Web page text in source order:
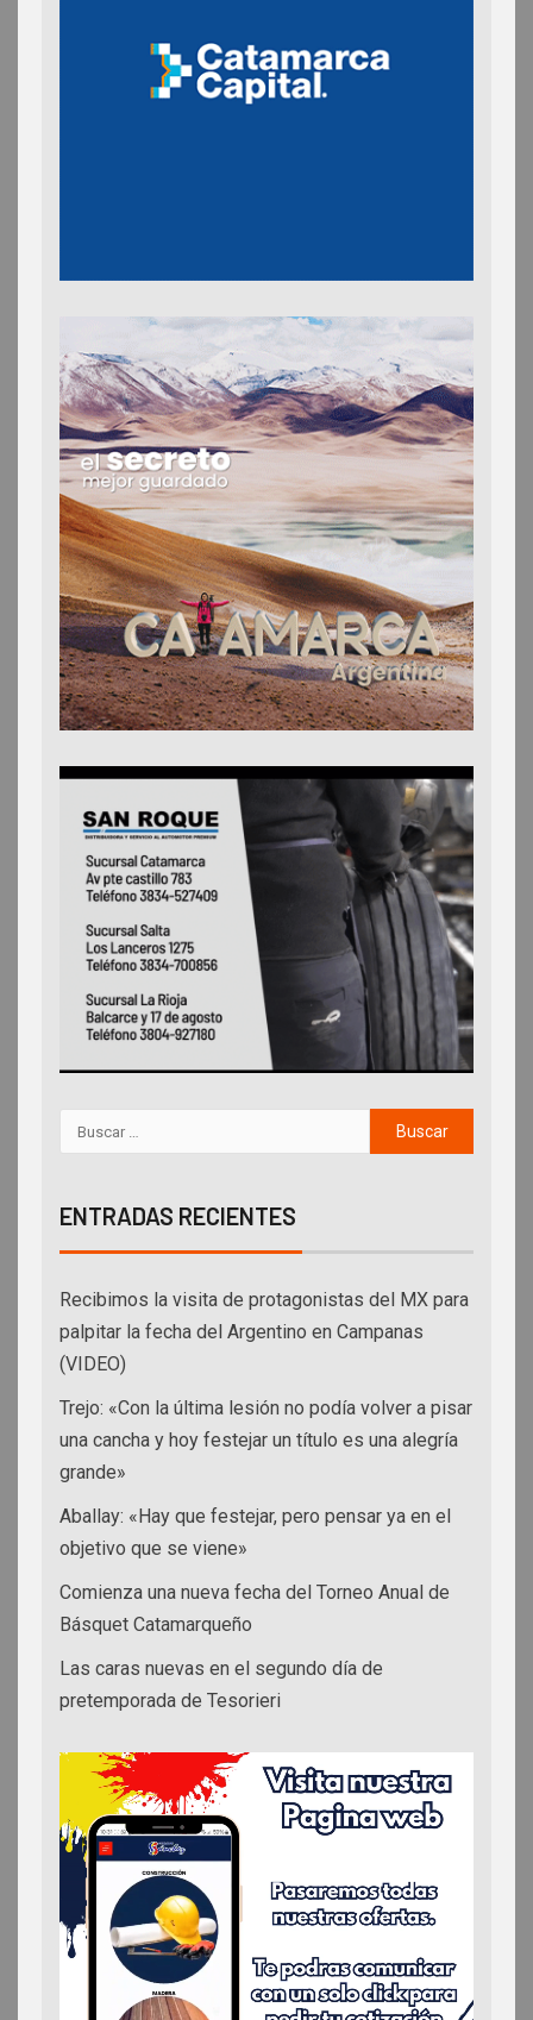
ENTRADAS RECIENTES
Recibimos la visita de protagonistas del MX para
palpitar la fecha del Argentino en Campanas
(VIDEO)
Trejo: «Con la última lesión no podía volver a pisar
una cancha y hoy festejar un título es una alegría
grande»
Aballay: «Hay que festejar, pero pensar ya en el
objetivo que se viene»
Comienza una nueva fecha del Torneo Anual de
Básquet Catamarqueño
Las caras nuevas en el segundo día de
pretemporada de Tesorieri